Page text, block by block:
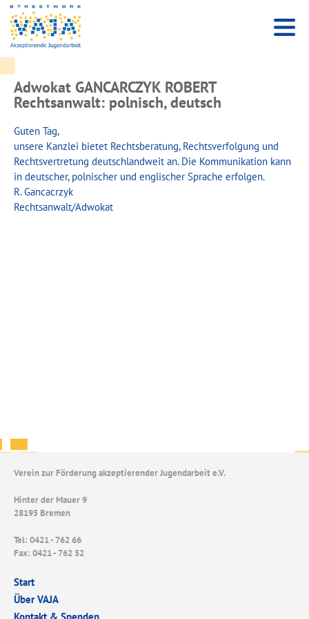
Adwokat GANCARCZYK ROBERT
Rechtsanwalt: polnisch, deutsch
Guten Tag,
unsere Kanzlei bietet Rechtsberatung, Rechtsverfolgung und
Rechtsvertretung deutschlandweit an. Die Kommunikation kann
in deutscher, polnischer und englischer Sprache erfolgen.
R. Gancacrzyk
Rechtsanwalt/Adwokat
Verein zur Förderung akzeptierender Jugendarbeit e.V.
Hinter der Mauer 9
28195 Bremen
Tel: 0421 - 762 66
Fax: 0421 - 762 52
Start
Über VAJA